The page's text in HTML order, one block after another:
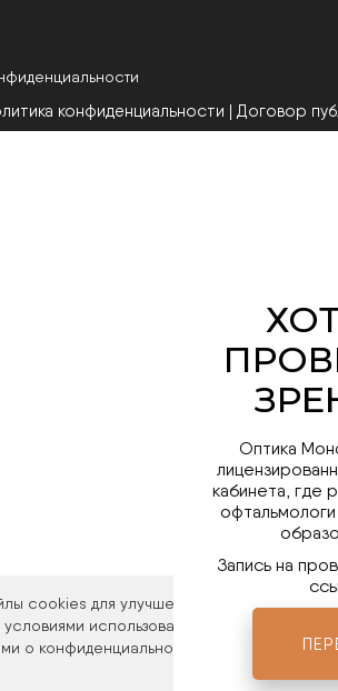
cookies для улучшения работы сайта.
использования файлов cookies.
о конфиденциальности и об
конфиденциальности | Договор
Оптика
кабинета, где
Запись на
Мы в